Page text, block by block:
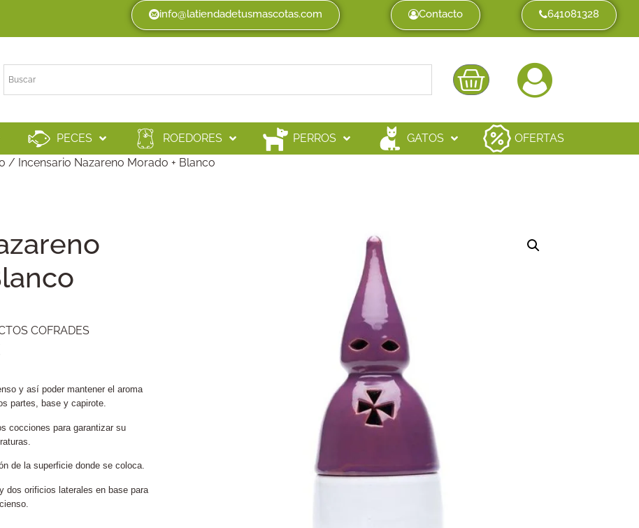
info@latiendadetusmascotas.com Contacto 641081328
PECES ROEDORES PERROS GATOS
OFERTAS
/ Incensario Nazareno Morado + Blanco
COFRADES
y así poder mantener el aroma
partes, base y capirote.
cocciones para garantizar su
de la superficie donde se coloca.
dos orificios laterales en base para